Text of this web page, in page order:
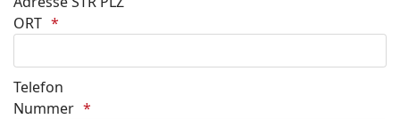
ORT
Telefon
Nummer